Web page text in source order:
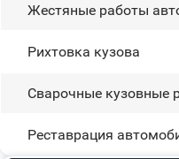
Жестяные работы
Рихтовка кузова
Сварочные кузовные
Реставрация